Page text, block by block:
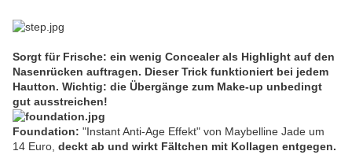
Sorgt für Frische: ein wenig Concealer als Highlight auf den
Nasenrücken auftragen. Dieser Trick funktioniert bei jedem
Hautton. Wichtig: die Übergänge zum Make-up unbedingt
gut ausstreichen!
Foundation: "Instant Anti-Age Effekt" von Maybelline Jade um
14 Euro, deckt ab und wirkt Fältchen mit Kollagen entgegen.